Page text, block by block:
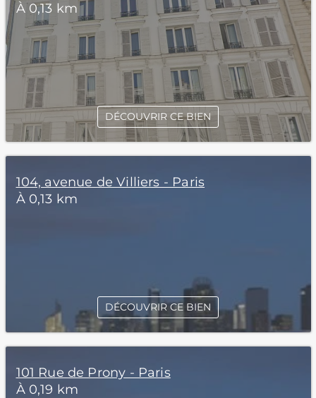
À 0,13 km
DÉCOUVRIR CE BIEN
104, avenue de Villiers - Paris
À 0,13 km
DÉCOUVRIR CE BIEN
101 Rue de Prony - Paris
À 0,19 km